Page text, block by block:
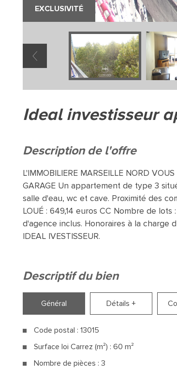
EXCLUSIVITÉ
ideal investisseur
description de l'offre
L'IMMOBILIERE MARSEILLE NORD
GARAGE Un appartement de type 3
salle d'eau, wc et cave. Proximité des
LOUÉ : 649,14 euros CC Nombre de
d'agence inclus. Honoraires à la charge
IDEAL IVESTISSEUR.
descriptif du bien
Général Détails +
Code postal : 13015
Surface loi Carrez (m²) : 60 m²
Nombre de pièces : 3